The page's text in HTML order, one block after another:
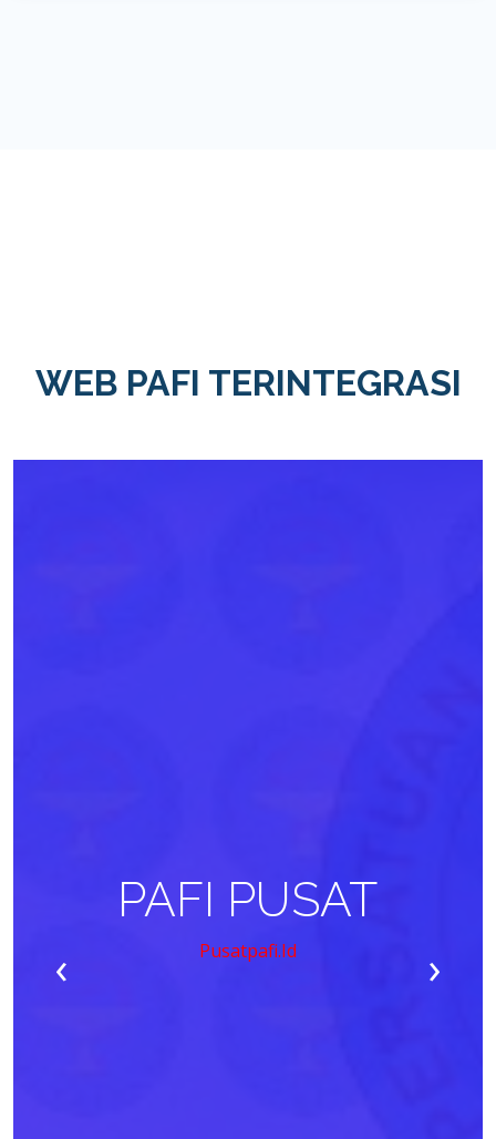
WEB PAFI TERINTEGRASI
PAFI PUSAT
Pusatpafi.id
‹ ›